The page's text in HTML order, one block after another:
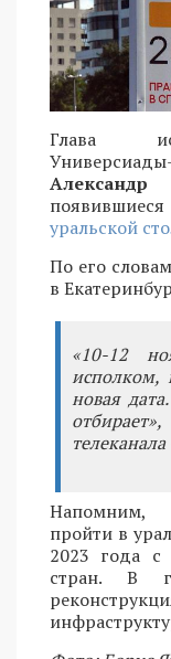
Глава
уральской
По его
в
«10-12
исполком,
новая
Напомним,
пройти в
2023 года с
стран. В